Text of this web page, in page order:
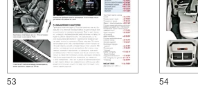
53 54